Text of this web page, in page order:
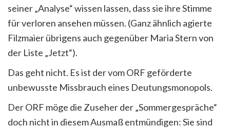
seiner „Analyse“ wissen lassen, dass sie ihre Stimme
für verloren ansehen müssen. (Ganz ähnlich agierte
Filzmaier übrigens auch gegenüber Maria Stern von
der Liste „Jetzt“).
Das geht nicht. Es ist der vom ORF geförderte
unbewusste Missbrauch eines Deutungsmonopols.
Der ORF möge die Zuseher der „Sommergespräche“
doch nicht in diesem Ausmaß entmündigen: Sie sind